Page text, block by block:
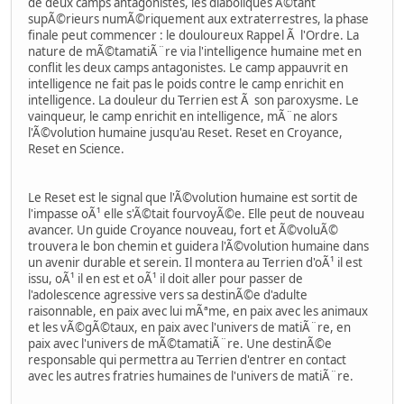
supÃ©rieurs numÃ©riquement aux extraterrestres, la phase
finale peut commencer : le douloureux Rappel Ã l'Ordre. La
nature de mÃ©tamatiÃ¨re via l'intelligence humaine met en
conflit les deux camps antagonistes. Le camp appauvrit en
intelligence ne fait pas le poids contre le camp enrichit en
intelligence. La douleur du Terrien est Ã son paroxysme. Le
vainqueur, le camp enrichit en intelligence, mÃ¨ne alors
l'Ã©volution humaine jusqu'au Reset. Reset en Croyance,
Reset en Science.
Le Reset est le signal que l'Ã©volution humaine est sortit de
l'impasse oÃ¹ elle s'Ã©tait fourvoyÃ©e. Elle peut de nouveau
avancer. Un guide Croyance nouveau, fort et Ã©voluÃ©
trouvera le bon chemin et guidera l'Ã©volution humaine dans
un avenir durable et serein. Il montera au Terrien d'oÃ¹ il est
issu, oÃ¹ il en est et oÃ¹ il doit aller pour passer de
l'adolescence agressive vers sa destinÃ©e d'adulte
raisonnable, en paix avec lui mÃªme, en paix avec les animaux
et les vÃ©gÃ©taux, en paix avec l'univers de matiÃ¨re, en
paix avec l'univers de mÃ©tamatiÃ¨re. Une destinÃ©e
responsable qui permettra au Terrien d'entrer en contact
avec les autres fratries humaines de l'univers de matiÃ¨re.